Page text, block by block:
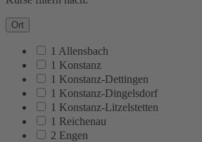
Ort
1 Allensbach
1 Konstanz
1 Konstanz-Dettingen
1 Konstanz-Dingelsdorf
1 Konstanz-Litzelstetten
1 Reichenau
2 Engen